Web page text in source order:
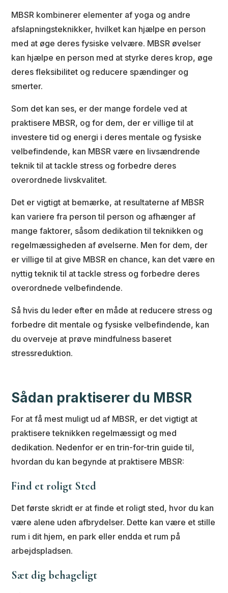
MBSR kombinerer elementer af yoga og andre
afslapningsteknikker, hvilket kan hjælpe en person
med at øge deres fysiske velvære. MBSR øvelser
kan hjælpe en person med at styrke deres krop, øge
deres fleksibilitet og reducere spændinger og
smerter.
Som det kan ses, er der mange fordele ved at
praktisere MBSR, og for dem, der er villige til at
investere tid og energi i deres mentale og fysiske
velbefindende, kan MBSR være en livsændrende
teknik til at tackle stress og forbedre deres
overordnede livskvalitet.
Det er vigtigt at bemærke, at resultaterne af MBSR
kan variere fra person til person og afhænger af
mange faktorer, såsom dedikation til teknikken og
regelmæssigheden af ​​øvelserne. Men for dem, der
er villige til at give MBSR en chance, kan det være en
nyttig teknik til at tackle stress og forbedre deres
overordnede velbefindende.
Så hvis du leder efter en måde at reducere stress og
forbedre dit mentale og fysiske velbefindende, kan
du overveje at prøve mindfulness baseret
stressreduktion.
Sådan praktiserer du MBSR
For at få mest muligt ud af MBSR, er det vigtigt at
praktisere teknikken regelmæssigt og med
dedikation. Nedenfor er en trin-for-trin guide til,
hvordan du kan begynde at praktisere MBSR:
Find et roligt Sted
Det første skridt er at finde et roligt sted, hvor du kan
være alene uden afbrydelser. Dette kan være et stille
rum i dit hjem, en park eller endda et rum på
arbejdspladsen.
Sæt dig behageligt